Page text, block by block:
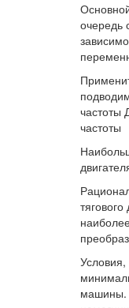
очередь
частоты
частоты
машины.